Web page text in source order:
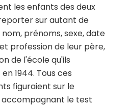
les enfants des deux
sur autant de
prénoms, sexe, date
profession de leur père,
de l'école qu'ils
1944. Tous ces
figuraient sur le
accompagnant le test